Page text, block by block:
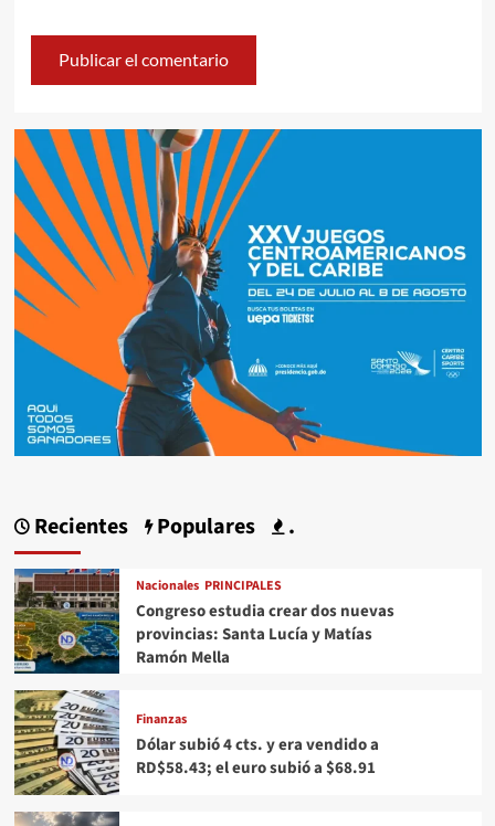
Recientes Populares .
Nacionales PRINCIPALES
Congreso estudia crear dos nuevas
provincias: Santa Lucía y Matías
Ramón Mella
Finanzas
Dólar subió 4 cts. y era vendido a
RD$58.43; el euro subió a $68.91